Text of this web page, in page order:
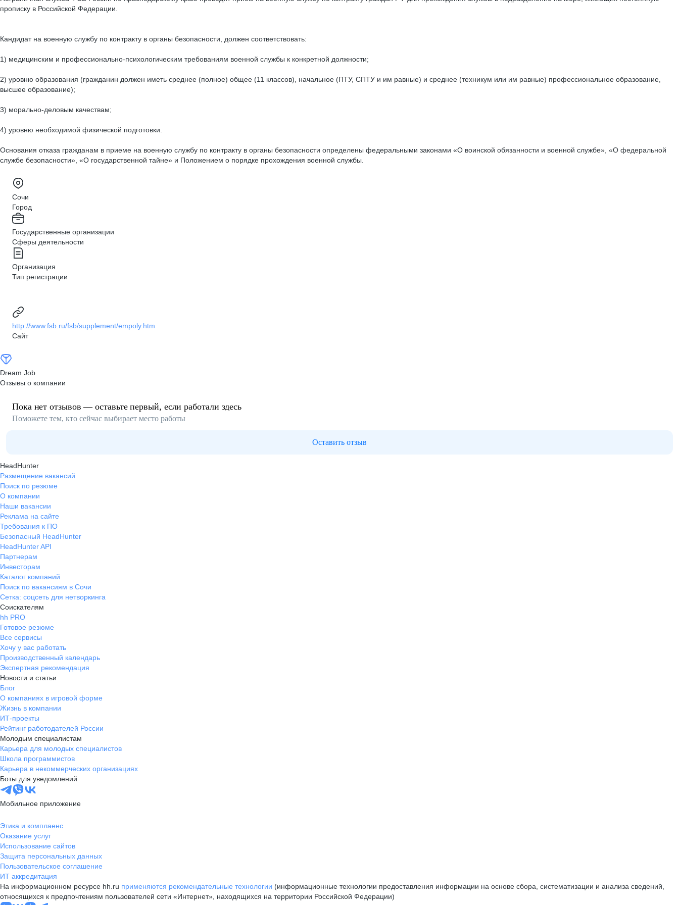
прописку в Российской Федерации.
Кандидат на военную службу по контракту в органы безопасности, должен соответствовать:
1) медицинским и профессионально-психологическим требованиям военной службы к конкретной должности;
2) уровню образования (гражданин должен иметь среднее (полное) общее (11 классов), начальное (ПТУ, СПТУ и им равные) и среднее (техникум или им равные) профессиональное образование,
высшее образование);
3) морально-деловым качествам;
4) уровню необходимой физической подготовки.
Основания отказа гражданам в приеме на военную службу по контракту в органы безопасности определены федеральными законами «О воинской обязанности и военной службе», «О федеральной
службе безопасности», «О государственной тайне» и Положением о порядке прохождения военной службы.
Сочи
Город
Государственные организации
Сферы деятельности
Организация
Тип регистрации
http://www.fsb.ru/fsb/supplement/empoly.htm
Сайт
Dream Job
Отзывы о компании
Пока нет отзывов — оставьте первый, если работали здесь
Поможете тем, кто сейчас выбирает место работы
Оставить отзыв
HeadHunter
Размещение вакансий
Поиск по резюме
О компании
Наши вакансии
Реклама на сайте
Требования к ПО
Безопасный HeadHunter
HeadHunter API
Партнерам
Инвесторам
Каталог компаний
Поиск по вакансиям в Сочи
Сетка: соцсеть для нетворкинга
Соискателям
hh PRO
Готовое резюме
Все сервисы
Хочу у вас работать
Производственный календарь
Экспертная рекомендация
Новости и статьи
Блог
О компаниях в игровой форме
Жизнь в компании
ИТ-проекты
Рейтинг работодателей России
Молодым специалистам
Карьера для молодых специалистов
Школа программистов
Карьера в некоммерческих организациях
Боты для уведомлений
Мобильное приложение
Этика и комплаенс
Оказание услуг
Использование сайтов
Защита персональных данных
Пользовательское соглашение
ИТ аккредитация
На информационном ресурсе hh.ru применяются рекомендательные технологии (информационные технологии предоставления информации на основе сбора, систематизации и анализа сведений,
относящихся к предпочтениям пользователей сети «Интернет», находящихся на территории Российской Федерации)